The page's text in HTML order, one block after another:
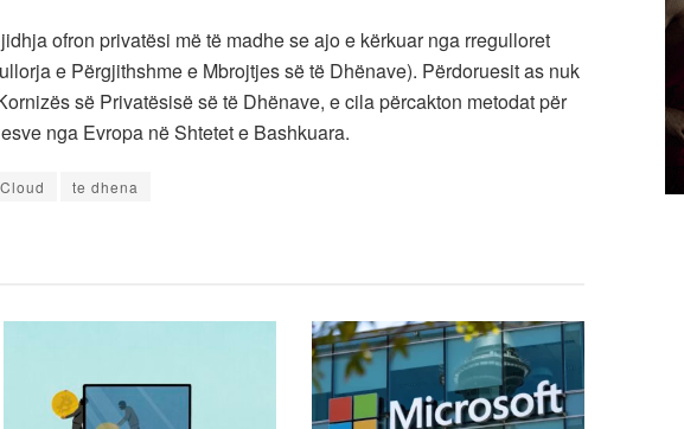
ofron privatësi më të madhe se ajo e kërkuar nga rregulloret
e Përgjithshme e Mbrojtjes së të Dhënave). Përdoruesit as nuk
së Privatësisë së të Dhënave, e cila përcakton metodat për
nga Evropa në Shtetet e Bashkuara.
te dhena